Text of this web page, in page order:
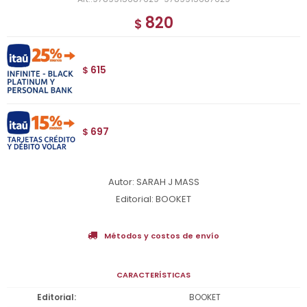
$ 820
$ 615
$ 697
Autor: SARAH J MASS
Editorial: BOOKET
Métodos y costos de envío
CARACTERÍSTICAS
Editorial
BOOKET